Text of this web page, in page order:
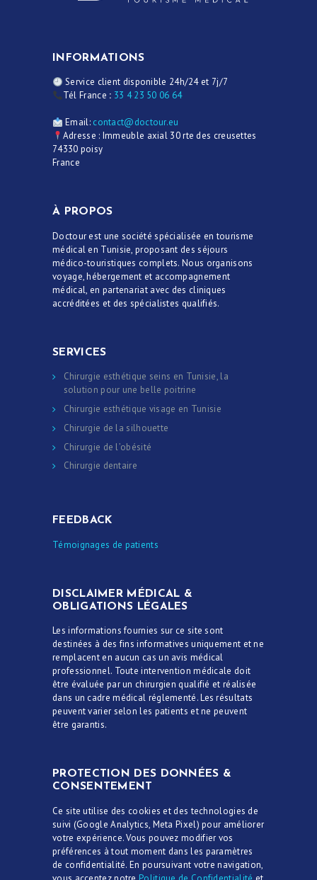
INFORMATIONS
Service client disponible 24h/24 et 7j/7
Tél France : 33 4 23 50 06 64
Email: contact@doctour.eu
Adresse : Immeuble axial 30 rte des creusettes
74330 poisy
France
À PROPOS
Doctour est une société spécialisée en tourisme
médical en Tunisie, proposant des séjours
médico-touristiques complets. Nous organisons
voyage, hébergement et accompagnement
médical, en partenariat avec des cliniques
accréditées et des spécialistes qualifiés.
SERVICES
Chirurgie esthétique seins en Tunisie, la
solution pour une belle poitrine
Chirurgie esthétique visage en Tunisie
Chirurgie de la silhouette
Chirurgie de l’obésité
Chirurgie dentaire
FEEDBACK
Témoignages de patients
DISCLAIMER MÉDICAL &
OBLIGATIONS LÉGALES
Les informations fournies sur ce site sont
destinées à des fins informatives uniquement et ne
remplacent en aucun cas un avis médical
professionnel. Toute intervention médicale doit
être évaluée par un chirurgien qualifié et réalisée
dans un cadre médical réglementé. Les résultats
peuvent varier selon les patients et ne peuvent
être garantis.
PROTECTION DES DONNÉES &
CONSENTEMENT
Ce site utilise des cookies et des technologies de
suivi (Google Analytics, Meta Pixel) pour améliorer
votre expérience. Vous pouvez modifier vos
préférences à tout moment dans les paramètres
de confidentialité. En poursuivant votre navigation,